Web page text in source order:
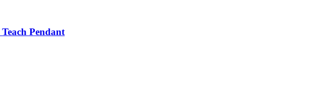
Pendant